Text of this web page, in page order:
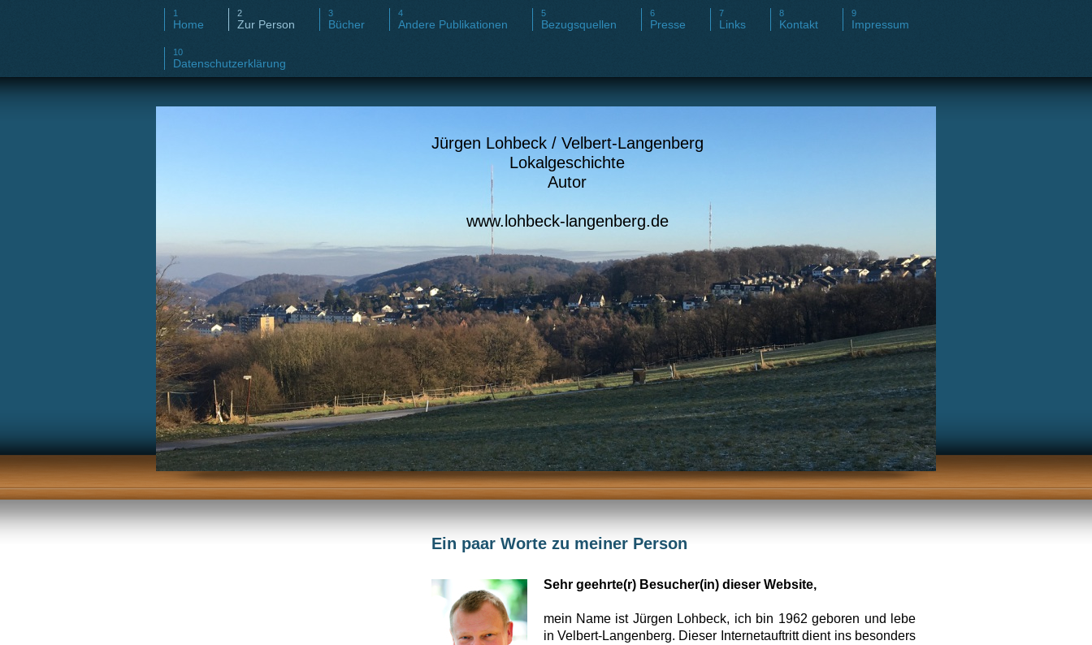
Home Zur Person Bücher Andere Publikationen Bezugsquellen Presse Links Kontakt Impressum
Datenschutzerklärung
Jürgen Lohbeck / Velbert-Langenberg
Lokalgeschichte
Autor
www.lohbeck-langenberg.de
Ein paar Worte zu meiner Person
Sehr geehrte(r) Besucher(in) dieser Website,
mein Name ist Jürgen Lohbeck, ich bin 1962 geboren und lebe
in Velbert-Langenberg. Dieser Internetauftritt dient ins besonders